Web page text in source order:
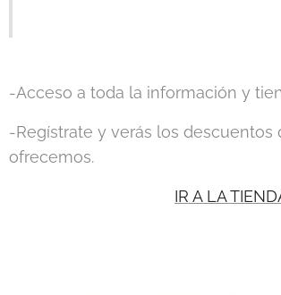
-Acceso a toda la información y
-Regístrate y verás los descuentos
ofrecemos.
IR A LA